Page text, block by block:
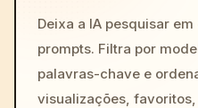
Deixa a IA pesquisar
prompts. Filtra por
palavras-chave e
visualizações,